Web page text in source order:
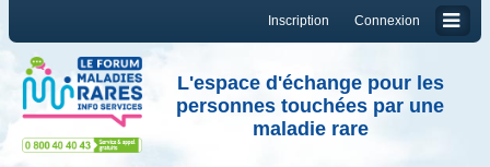
Connexion
Inscription
L'espace d'échange pour les
personnes touchées par une
maladie rare